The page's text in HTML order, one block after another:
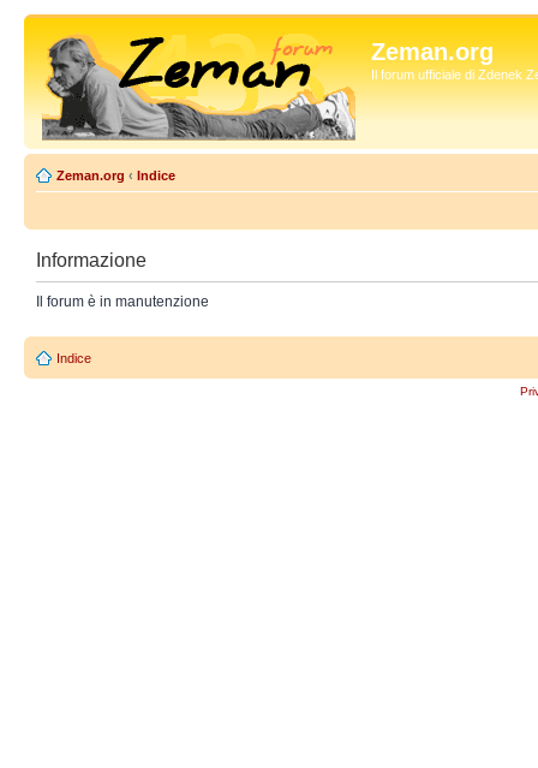
Zeman.org
Il forum ufficiale di Zdenek
Zeman.org ‹ Indice
Informazione
Il forum è in manutenzione
Indice